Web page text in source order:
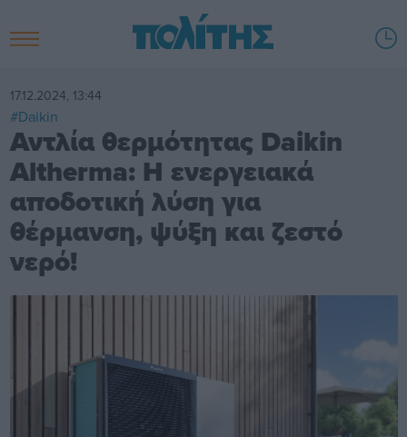
17.12.2024, 13:44
#Daikin
Αντλία θερμότητας Daikin
Altherma: Η ενεργειακά
αποδοτική λύση για
θέρμανση, ψύξη και ζεστό
νερό!